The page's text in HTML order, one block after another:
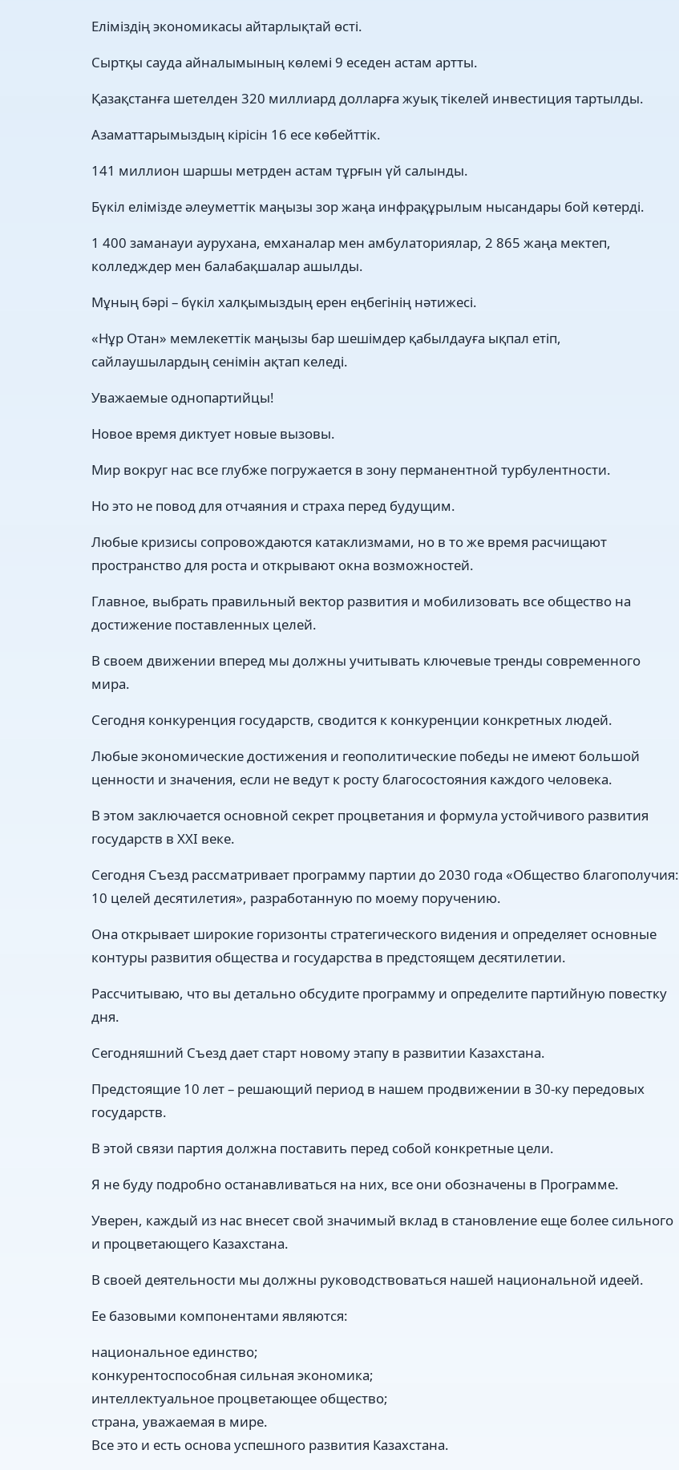
Еліміздің экономикасы айтарлықтай өсті.
Сыртқы сауда айналымының көлемі 9 еседен астам артты.
Қазақстанға шетелден 320 миллиард долларға жуық тікелей инвестиция тартылды.
Азаматтарымыздың кірісін 16 есе көбейттік.
141 миллион шаршы метрден астам тұрғын үй салынды.
Бүкіл елімізде әлеуметтік маңызы зор жаңа инфрақұрылым нысандары бой көтерді.
1 400 заманауи аурухана, емханалар мен амбулаториялар, 2 865 жаңа мектеп,
колледждер мен балабақшалар ашылды.
Мұның бәрі – бүкіл халқымыздың ерен еңбегінің нәтижесі.
«Нұр Отан» мемлекеттік маңызы бар шешімдер қабылдауға ықпал етіп,
сайлаушылардың сенімін ақтап келеді.
Уважаемые однопартийцы!
Новое время диктует новые вызовы.
Мир вокруг нас все глубже погружается в зону перманентной турбулентности.
Но это не повод для отчаяния и страха перед будущим.
Любые кризисы сопровождаются катаклизмами, но в то же время расчищают
пространство для роста и открывают окна возможностей.
Главное, выбрать правильный вектор развития и мобилизовать все общество на
достижение поставленных целей.
В своем движении вперед мы должны учитывать ключевые тренды современного
мира.
Сегодня конкуренция государств, сводится к конкуренции конкретных людей.
Любые экономические достижения и геополитические победы не имеют большой
ценности и значения, если не ведут к росту благосостояния каждого человека.
В этом заключается основной секрет процветания и формула устойчивого развития
государств в XXI веке.
Сегодня Съезд рассматривает программу партии до 2030 года «Общество благополучия:
10 целей десятилетия», разработанную по моему поручению.
Она открывает широкие горизонты стратегического видения и определяет основные
контуры развития общества и государства в предстоящем десятилетии.
Рассчитываю, что вы детально обсудите программу и определите партийную повестку
дня.
Сегодняшний Съезд дает старт новому этапу в развитии Казахстана.
Предстоящие 10 лет – решающий период в нашем продвижении в 30-ку передовых
государств.
В этой связи партия должна поставить перед собой конкретные цели.
Я не буду подробно останавливаться на них, все они обозначены в Программе.
Уверен, каждый из нас внесет свой значимый вклад в становление еще более сильного
и процветающего Казахстана.
В своей деятельности мы должны руководствоваться нашей национальной идеей.
Ее базовыми компонентами являются:
национальное единство;
конкурентоспособная сильная экономика;
интеллектуальное процветающее общество;
страна, уважаемая в мире.
Все это и есть основа успешного развития Казахстана.